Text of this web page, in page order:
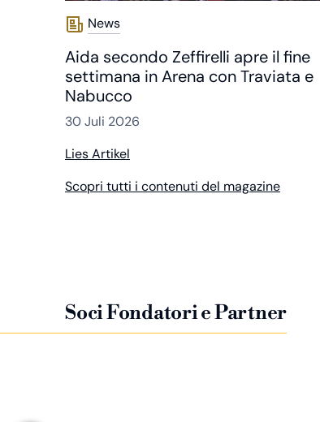
News
Aida secondo Zeffirelli apre il fine
settimana in Arena con Traviata e
Nabucco
30 Juli 2026
Lies Artikel
Scopri tutti i contenuti del magazine
Soci Fondatori e Partner